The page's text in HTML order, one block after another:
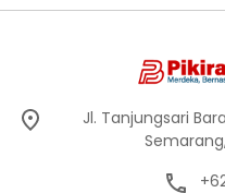
Jl. Tanjungsari